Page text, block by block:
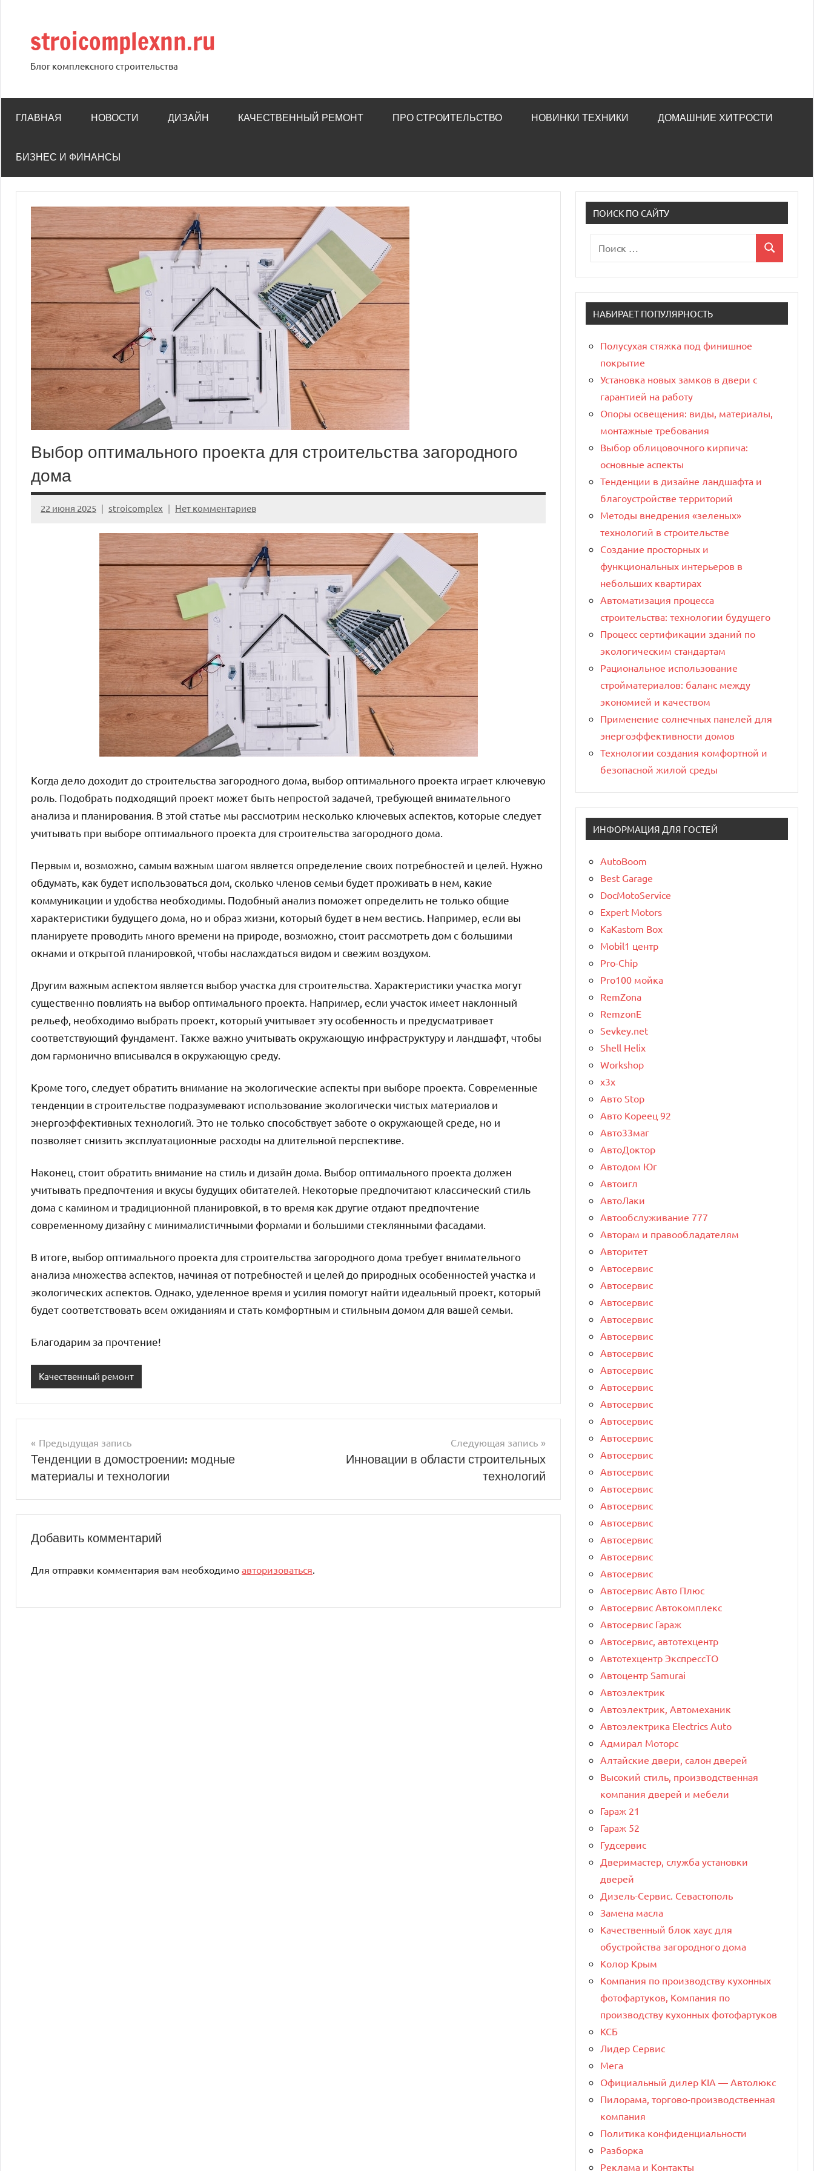
содержимому
stroicomplexnn.ru
Блог комплексного строительства
ГЛАВНАЯ НОВОСТИ ДИЗАЙН КАЧЕСТВЕННЫЙ РЕМОНТ ПРО СТРОИТЕЛЬСТВО НОВИНКИ ТЕХНИКИ ДОМАШНИЕ ХИТРОСТИ
БИЗНЕС И ФИНАНСЫ
Выбор оптимального проекта для строительства загородного
дома
22 июня 2025 stroicomplex Нет комментариев
Когда дело доходит до строительства загородного дома, выбор оптимального проекта играет ключевую
роль. Подобрать подходящий проект может быть непростой задачей, требующей внимательного
анализа и планирования. В этой статье мы рассмотрим несколько ключевых аспектов, которые следует
учитывать при выборе оптимального проекта для строительства загородного дома.
Первым и, возможно, самым важным шагом является определение своих потребностей и целей. Нужно
обдумать, как будет использоваться дом, сколько членов семьи будет проживать в нем, какие
коммуникации и удобства необходимы. Подобный анализ поможет определить не только общие
характеристики будущего дома, но и образ жизни, который будет в нем вестись. Например, если вы
планируете проводить много времени на природе, возможно, стоит рассмотреть дом с большими
окнами и открытой планировкой, чтобы наслаждаться видом и свежим воздухом.
Другим важным аспектом является выбор участка для строительства. Характеристики участка могут
существенно повлиять на выбор оптимального проекта. Например, если участок имеет наклонный
рельеф, необходимо выбрать проект, который учитывает эту особенность и предусматривает
соответствующий фундамент. Также важно учитывать окружающую инфраструктуру и ландшафт, чтобы
дом гармонично вписывался в окружающую среду.
Кроме того, следует обратить внимание на экологические аспекты при выборе проекта. Современные
тенденции в строительстве подразумевают использование экологически чистых материалов и
энергоэффективных технологий. Это не только способствует заботе о окружающей среде, но и
позволяет снизить эксплуатационные расходы на длительной перспективе.
Наконец, стоит обратить внимание на стиль и дизайн дома. Выбор оптимального проекта должен
учитывать предпочтения и вкусы будущих обитателей. Некоторые предпочитают классический стиль
дома с камином и традиционной планировкой, в то время как другие отдают предпочтение
современному дизайну с минималистичными формами и большими стеклянными фасадами.
В итоге, выбор оптимального проекта для строительства загородного дома требует внимательного
анализа множества аспектов, начиная от потребностей и целей до природных особенностей участка и
экологических аспектов. Однако, уделенное время и усилия помогут найти идеальный проект, который
будет соответствовать всем ожиданиям и стать комфортным и стильным домом для вашей семьи.
Благодарим за прочтение!
Качественный ремонт
Навигация
по
записям
Предыдущая запись
Тенденции в домостроении: модные
материалы и технологии
Следующая запись
Инновации в области строительных
технологий
Добавить комментарий
Для отправки комментария вам необходимо авторизоваться
ПОИСК ПО САЙТУ
для:
Поиск
НАБИРАЕТ ПОПУЛЯРНОСТЬ
Полусухая стяжка под финишное
покрытие
Установка новых замков в двери с
гарантией на работу
Опоры освещения: виды, материалы,
монтажные требования
Выбор облицовочного кирпича:
основные аспекты
Тенденции в дизайне ландшафта и
благоустройстве территорий
Методы внедрения «зеленых»
технологий в строительстве
Создание просторных и
функциональных интерьеров в
небольших квартирах
Автоматизация процесса
строительства: технологии будущего
Процесс сертификации зданий по
экологическим стандартам
Рациональное использование
стройматериалов: баланс между
экономией и качеством
Применение солнечных панелей для
энергоэффективности домов
Технологии создания комфортной и
безопасной жилой среды
ИНФОРМАЦИЯ ДЛЯ ГОСТЕЙ
AutoBoom
Best Garage
DocMotoService
Expert Motors
KaKastom Box
Mobil1 центр
Pro-Chip
Pro100 мойка
RemZona
RemzonE
Sevkey.net
Shell Helix
Workshop
x3x
Авто Stop
Авто Кореец 92
Авто33маг
АвтоДоктор
Автодом Юг
Автоигл
АвтоЛаки
Автообслуживание 777
Авторам и правообладателям
Авторитет
Автосервис
Автосервис
Автосервис
Автосервис
Автосервис
Автосервис
Автосервис
Автосервис
Автосервис
Автосервис
Автосервис
Автосервис
Автосервис
Автосервис
Автосервис
Автосервис
Автосервис
Автосервис
Автосервис
Автосервис Авто Плюс
Автосервис Автокомплекс
Автосервис Гараж
Автосервис, автотехцентр
Автотехцентр ЭкспрессТО
Автоцентр Samurai
Автоэлектрик
Автоэлектрик, Автомеханик
Автоэлектрика Electrics Auto
Адмирал Моторс
Алтайские двери, салон дверей
Высокий стиль, производственная
компания дверей и мебели
Гараж 21
Гараж 52
Гудсервис
Дверимастер, служба установки
дверей
Дизель-Сервис. Севастополь
Замена масла
Качественный блок хаус для
обустройства загородного дома
Колор Крым
Компания по производству кухонных
фотофартуков, Компания по
производству кухонных фотофартуков
КСБ
Лидер Сервис
Мега
Официальный дилер KIA — Автолюкс
Пилорама, торгово-производственная
компания
Политика конфиденциальности
Разборка
Реклама и Контакты